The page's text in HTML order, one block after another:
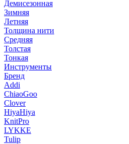
Демисезонная
Зимняя
Летняя
Толщина нити
Средняя
Толстая
Тонкая
Инструменты
Бренд
Addi
ChiaoGoo
Clover
HiyaHiya
KnitPro
LYKKE
Tulip